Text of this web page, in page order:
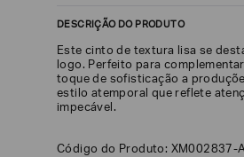
DESCRIÇÃO DO PRODUTO
Este cinto de textura lisa se
logo. Perfeito para
toque de sofisticação a
estilo atemporal que reflete
impecável.
Código do Produto: XM002837-